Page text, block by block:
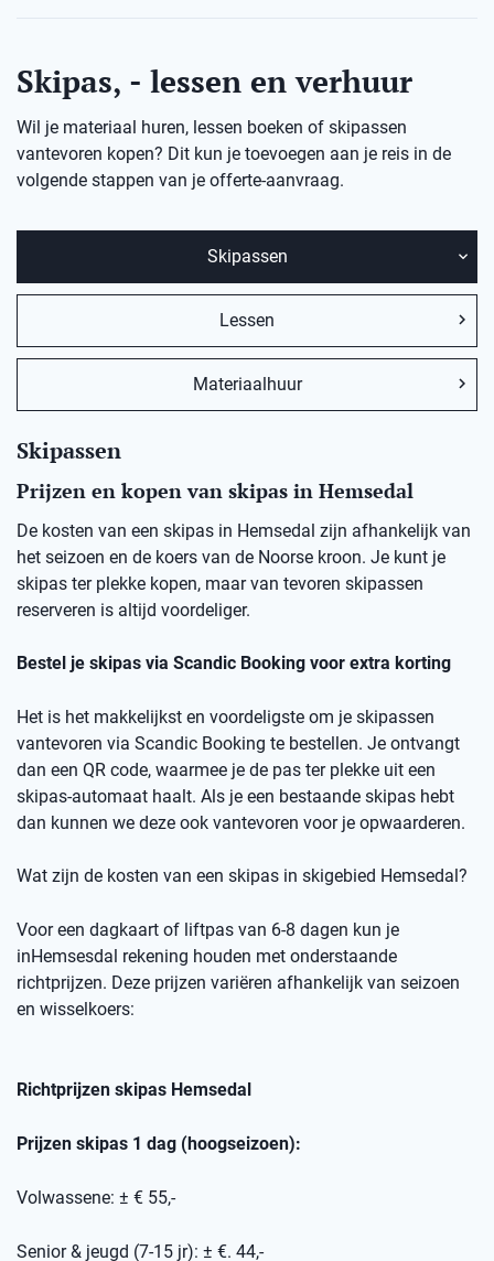
Skipas, - lessen en verhuur
Wil je materiaal huren, lessen boeken of skipassen
vantevoren kopen? Dit kun je toevoegen aan je reis in de
volgende stappen van je offerte-aanvraag.
Skipassen
Lessen
Materiaalhuur
Skipassen
Prijzen en kopen van skipas in Hemsedal
De kosten van een skipas in Hemsedal zijn afhankelijk van
het seizoen en de koers van de Noorse kroon. Je kunt je
skipas ter plekke kopen, maar van tevoren skipassen
reserveren is altijd voordeliger.
Bestel je skipas via Scandic Booking voor extra korting
Het is het makkelijkst en voordeligste om je skipassen
vantevoren via Scandic Booking te bestellen. Je ontvangt
dan een QR code, waarmee je de pas ter plekke uit een
skipas-automaat haalt. Als je een bestaande skipas hebt
dan kunnen we deze ook vantevoren voor je opwaarderen.
Wat zijn de kosten van een skipas in skigebied Hemsedal ?
Voor een dagkaart of liftpas van 6-8 dagen kun je
inHemsesdal rekening houden met onderstaande
richtprijzen. Deze prijzen variëren afhankelijk van seizoen
en wisselkoers:
Richtprijzen skipas Hemsedal
Prijzen skipas 1 dag (hoogseizoen):
Volwassene: ± € 55,-
Senior & jeugd (7-15 jr): ± €. 44,-